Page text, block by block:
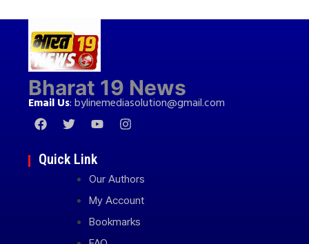
Bharat 19 News
Email Us:bylinemediasolution@gmail.com
Quick Link
Our Authors
My Account
Bookmarks